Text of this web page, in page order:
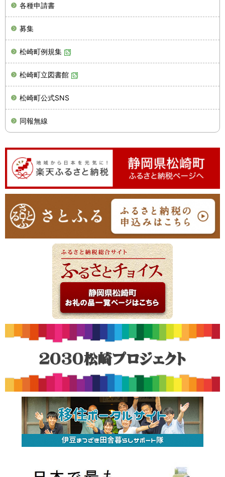
各種申請書
募集
松崎町例規集
松崎町立図書館
松崎町公式SNS
同報無線